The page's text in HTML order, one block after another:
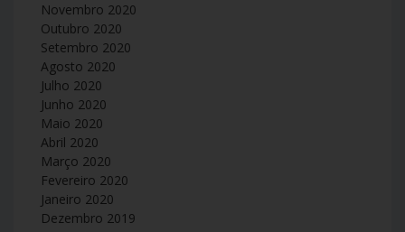
Novembro 2020
Outubro 2020
Setembro 2020
Agosto 2020
Julho 2020
Junho 2020
Maio 2020
Abril 2020
Março 2020
Fevereiro 2020
Janeiro 2020
Dezembro 2019